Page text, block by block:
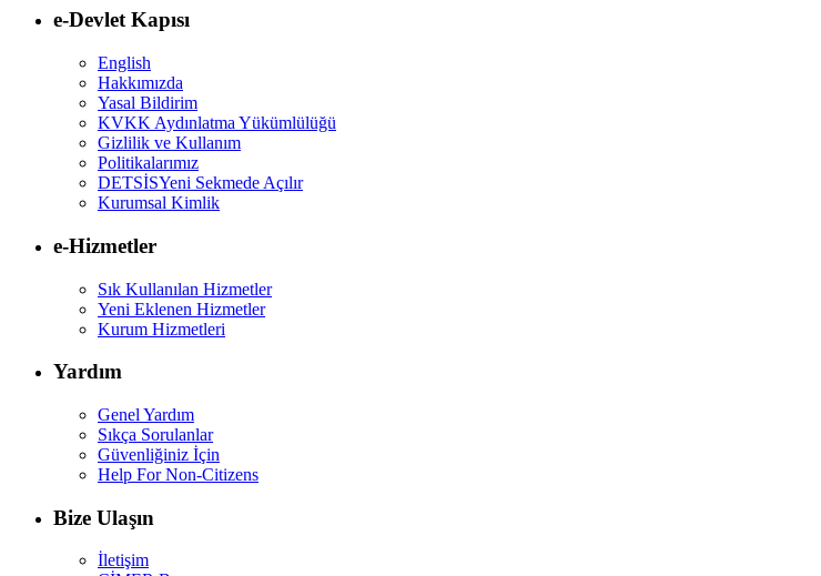
e-Devlet Kapısı
English
Hakkımızda
Yasal Bildirim
KVKK Aydınlatma Yükümlülüğü
Gizlilik ve Kullanım
Politikalarımız
DETSİSYeni Sekmede Açılır
Kurumsal Kimlik
e-Hizmetler
Sık Kullanılan Hizmetler
Yeni Eklenen Hizmetler
Kurum Hizmetleri
Yardım
Genel Yardım
Sıkça Sorulanlar
Güvenliğiniz İçin
Help For Non-Citizens
Bize Ulaşın
İletişim